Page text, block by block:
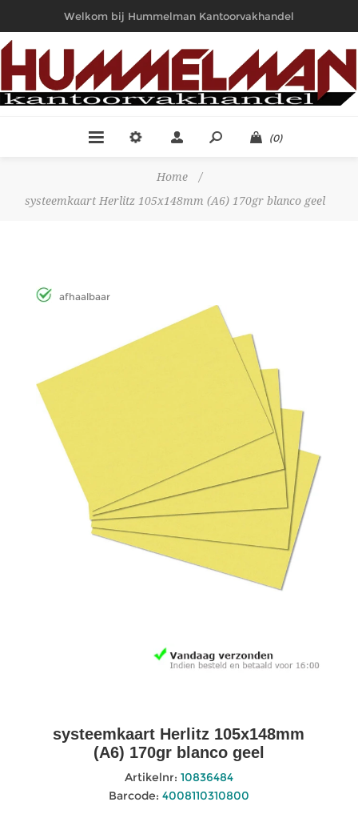
Welkom bij Hummelman Kantoorvakhandel
(0)
Home
/
systeemkaart Herlitz 105x148mm (A6) 170gr blanco geel
afhaalbaar
systeemkaart Herlitz 105x148mm
(A6) 170gr blanco geel
Artikelnr: 10836484
Barcode: 4008110310800